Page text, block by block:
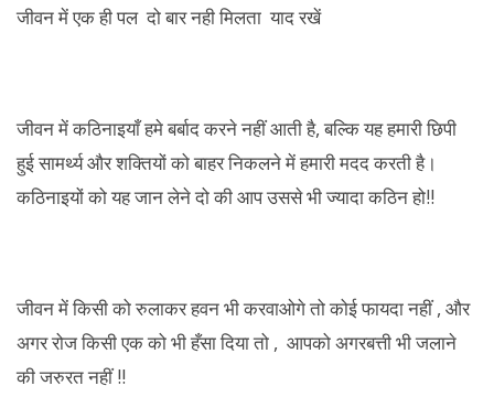
जीवन में एक ही पल दो बार नही मिलता याद रखें
जीवन में कठिनाइयाँ हमे बर्बाद करने नहीं आती है, बल्कि यह हमारी छिपी
हुई सामर्थ्य और शक्तियों को बाहर निकलने में हमारी मदद करती है।
कठिनाइयों को यह जान लेने दो की आप उससे भी ज्यादा कठिन हो!!
जीवन में किसी को रुलाकर हवन भी करवाओगे तो कोई फायदा नहीं , और
अगर रोज किसी एक को भी हँसा दिया तो , आपको अगरबत्ती भी जलाने
की जरुरत नहीं !!